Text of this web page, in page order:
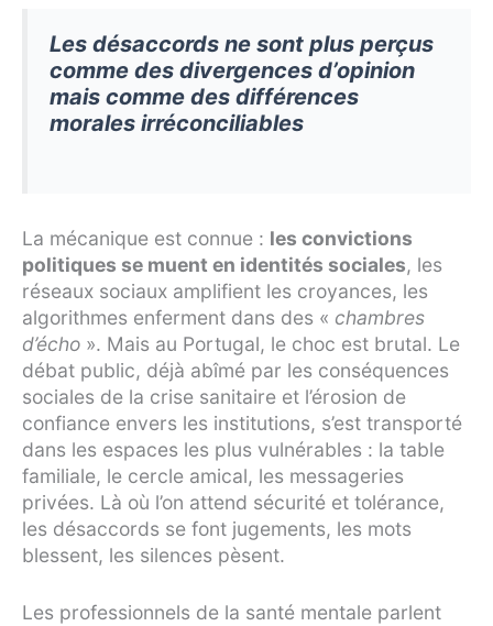
Les désaccords ne sont plus perçus
comme des divergences d’opinion
mais comme des différences
morales irréconciliables
La mécanique est connue : les convictions
politiques se muent en identités sociales, les
réseaux sociaux amplifient les croyances, les
algorithmes enferment dans des « chambres
d’écho ». Mais au Portugal, le choc est brutal. Le
débat public, déjà abîmé par les conséquences
sociales de la crise sanitaire et l’érosion de
confiance envers les institutions, s’est transporté
dans les espaces les plus vulnérables : la table
familiale, le cercle amical, les messageries
privées. Là où l’on attend sécurité et tolérance,
les désaccords se font jugements, les mots
blessent, les silences pèsent.
Les professionnels de la santé mentale parlent